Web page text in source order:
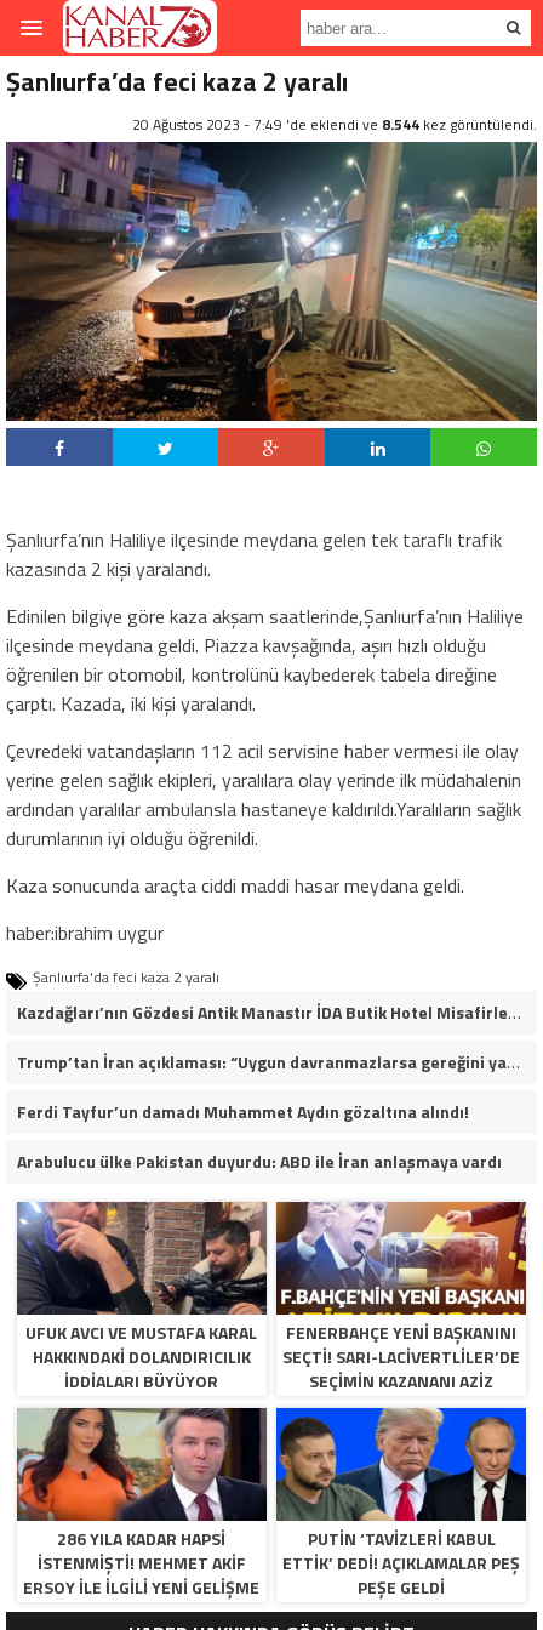
Şanlıurfa’da feci kaza 2 yaralı
20 Ağustos 2023 - 7:49 'de eklendi ve 8.544 kez görüntülendi.
Şanlıurfa’nın Haliliye ilçesinde meydana gelen tek taraflı trafik
kazasında 2 kişi yaralandı.
Edinilen bilgiye göre kaza akşam saatlerinde,Şanlıurfa’nın Haliliye
ilçesinde meydana geldi. Piazza kavşağında, aşırı hızlı olduğu
öğrenilen bir otomobil, kontrolünü kaybederek tabela direğine
çarptı. Kazada, iki kişi yaralandı.
Çevredeki vatandaşların 112 acil servisine haber vermesi ile olay
yerine gelen sağlık ekipleri, yaralılara olay yerinde ilk müdahalenin
ardından yaralılar ambulansla hastaneye kaldırıldı.Yaralıların sağlık
durumlarının iyi olduğu öğrenildi.
Kaza sonucunda araçta ciddi maddi hasar meydana geldi.
haber:ibrahim uygur
Şanlıurfa'da feci kaza 2 yaralı
Kazdağları’nın Gözdesi Antik Manastır İDA Butik Hotel Misafirlerinden Tam Not Alıyor
Trump’tan İran açıklaması: “Uygun davranmazlarsa gereğini yaparım”
Ferdi Tayfur’un damadı Muhammet Aydın gözaltına alındı!
Arabulucu ülke Pakistan duyurdu: ABD ile İran anlaşmaya vardı
UFUK AVCI VE MUSTAFA KARAL
HAKKINDAKI DOLANDIRICILIK
İDDIALARI BÜYÜYOR
FENERBAHÇE YENI BAŞKANINI
SEÇTI! SARI-LACIVERTLILER’DE
SEÇIMIN KAZANANI AZIZ
YILDIRIM OLDU
286 YILA KADAR HAPSI
ISTENMIŞTI! MEHMET AKIF
ERSOY ILE ILGILI YENI GELIŞME
PUTIN ‘TAVIZLERI KABUL
ETTIK’ DEDI! AÇIKLAMALAR PEŞ
PEŞE GELDI